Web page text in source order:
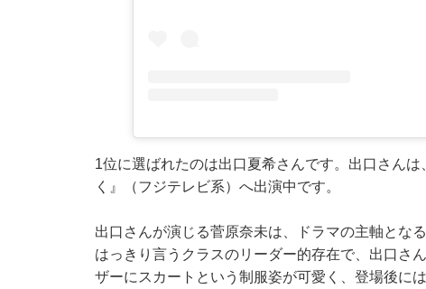
1位に選ばれたのは出口夏希さんです。出口さん
く』（フジテレビ系）へ出演中です。
出口さんが演じる菅原奈未は、ドラマの主軸とな
はっきり言うクラスのリーダー的存在で、出口さ
ザーにスカートという制服姿が可愛く、登場後に